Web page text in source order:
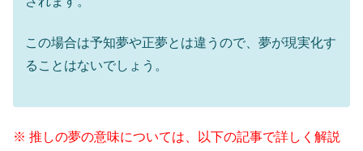
この場合は予知夢や正夢とは違うので、夢が現実化す
ることはないでしょう。
※ 推しの夢の意味については、以下の記事で詳しく解説